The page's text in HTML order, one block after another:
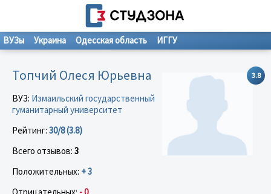
ВУЗы Украина Одесская область ИГГУ
3.8
Топчий Олеся Юрьевна
ВУЗ: Измаильский государственный
гуманитарный университет
Рейтинг: 30/8 (3.8)
Всего отзывов: 3
Положительных: + 3